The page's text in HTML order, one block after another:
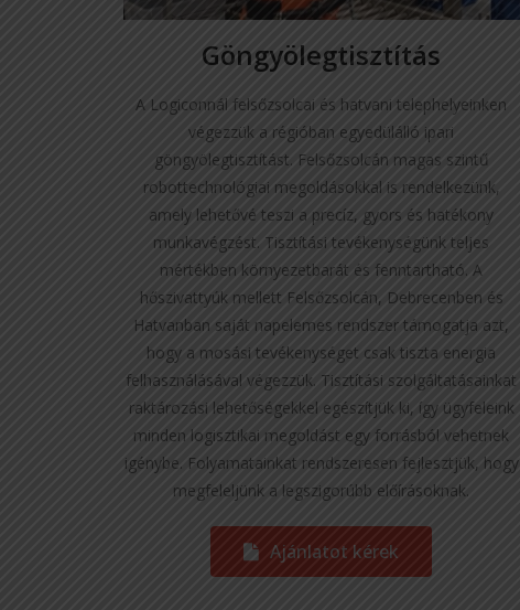
Göngyölegtisztítás
A Logiconnál felsőzsolcai és hatvani telephelyeinken
végezzük a régióban egyedülálló ipari
göngyölegtisztítást. Felsőzsolcán magas szintű
robottechnológiai megoldásokkal is rendelkezünk,
amely lehetővé teszi a precíz, gyors és hatékony
munkavégzést. Tisztítási tevékenységünk teljes
mértékben környezetbarát és fenntartható. A
hőszivattyúk mellett Felsőzsolcán, Debrecenben és
Hatvanban saját napelemes rendszer támogatja azt,
hogy a mosási tevékenységet csak tiszta energia
felhasználásával végezzük. Tisztítási szolgáltatásainkat
raktározási lehetőségekkel egészítjük ki, így ügyfeleink
minden logisztikai megoldást egy forrásból vehetnek
igénybe. Folyamatainkat rendszeresen fejlesztjük, hogy
megfeleljünk a legszigorúbb előírásoknak.
Ajánlatot kérek